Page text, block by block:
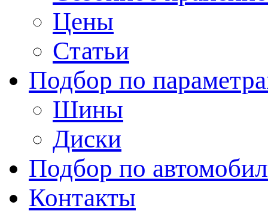
Цены
Статьи
Подбор по
Шины
Диски
Подбор по
Контакты